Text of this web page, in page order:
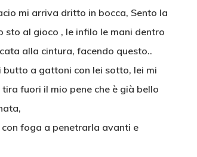
mi arriva dritto in bocca, Sento la
sto al gioco , le infilo le mani dentro
alla cintura, facendo questo..
a gattoni con lei sotto, lei mi
fuori il mio pene che è già bello
foga a penetrarla avanti e